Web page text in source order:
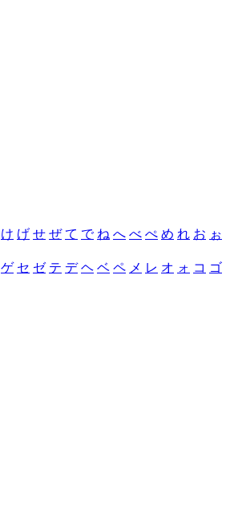
け げ せ ぜ て で ね へ べ ぺ め れ お ぉ
ゲ セ ゼ テ デ ヘ ベ ペ メ レ オ ォ コ ゴ